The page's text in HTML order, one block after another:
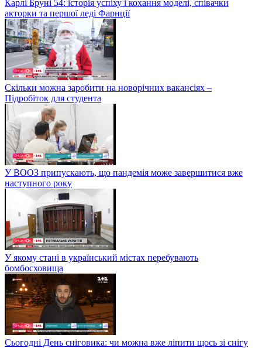
Карлі Бруні 54: історія успіху і кохання моделі, співачки
акторки та першої леді Фарнції
Скільки можна заробити на новорічних вакансіях –
Підробіток для студента
У ВООЗ припускають, що пандемія може завершитися вже
наступного року
У якому стані в український містах перебувають
бомбосховища
Сьогодні День сніговика: чи можна вже ліпити щось зі снігу